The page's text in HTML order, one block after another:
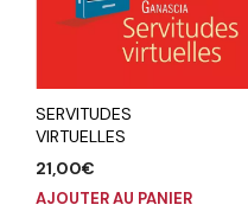
SERVITUDES
VIRTUELLES
21,00€
AJOUTER AU PANIER